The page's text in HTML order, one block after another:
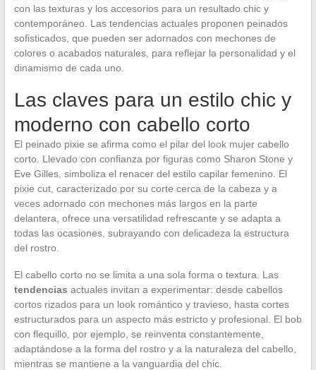
con las texturas y los accesorios para un resultado chic y
contemporáneo. Las tendencias actuales proponen peinados
sofisticados, que pueden ser adornados con mechones de
colores o acabados naturales, para reflejar la personalidad y el
dinamismo de cada uno.
Las claves para un estilo chic y
moderno con cabello corto
El peinado pixie se afirma como el pilar del look mujer cabello
corto. Llevado con confianza por figuras como Sharon Stone y
Eve Gilles, simboliza el renacer del estilo capilar femenino. El
pixie cut, caracterizado por su corte cerca de la cabeza y a
veces adornado con mechones más largos en la parte
delantera, ofrece una versatilidad refrescante y se adapta a
todas las ocasiones, subrayando con delicadeza la estructura
del rostro.
El cabello corto no se limita a una sola forma o textura. Las
tendencias actuales invitan a experimentar: desde cabellos
cortos rizados para un look romántico y travieso, hasta cortes
estructurados para un aspecto más estricto y profesional. El bob
con flequillo, por ejemplo, se reinventa constantemente,
adaptándose a la forma del rostro y a la naturaleza del cabello,
mientras se mantiene a la vanguardia del chic.